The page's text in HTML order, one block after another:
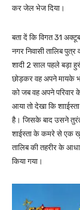
कर जेल भेज दिया।
बता दें कि विगत 31
नगर निवासी तालिब
शादी 2 साल पहले बड़ा
छोड़कर वह अपने मायके
को जब वह अपने परिवार
आया तो देखा कि
है। जिसके बाद उसने
शाईस्ता के कमरे से एक
तालिब की तहरीर के
किया गया।